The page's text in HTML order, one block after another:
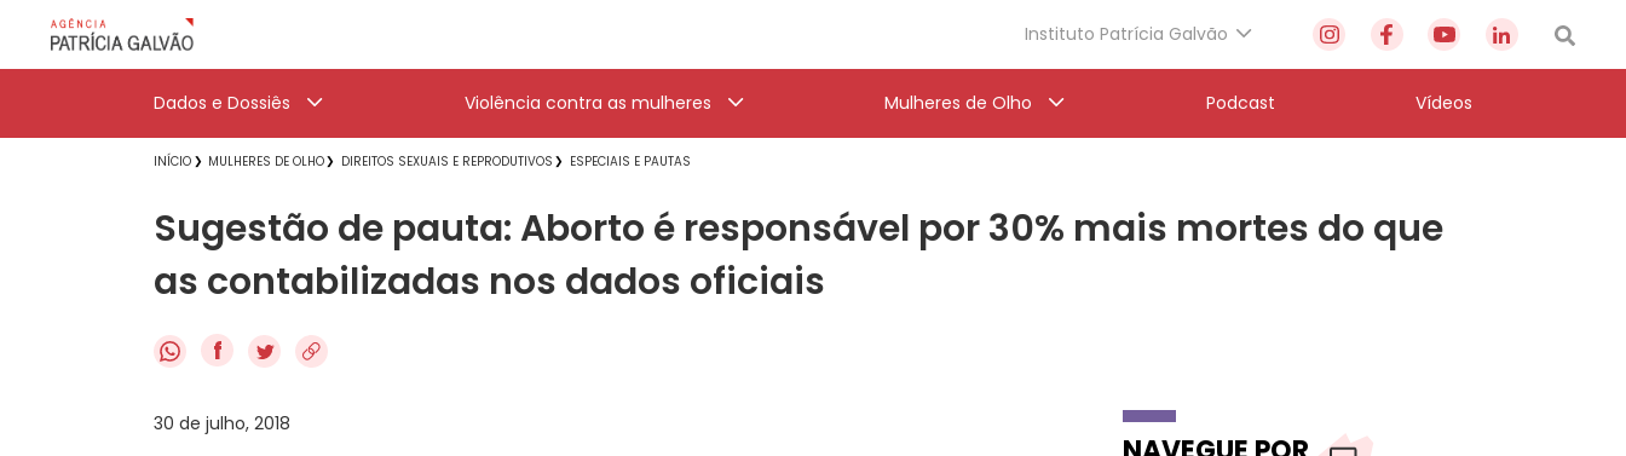
Instituto Patrícia Galvão
Dados e Dossiês Violência contra as mulheres Mulheres de Olho Podcast Vídeos
INÍCIO MULHERES DE OLHO DIREITOS SEXUAIS E REPRODUTIVOS ESPECIAIS E PAUTAS
Sugestão de pauta: Aborto é responsável por 30% mais mortes do que
as contabilizadas nos dados oficiais
f
30 de julho, 2018